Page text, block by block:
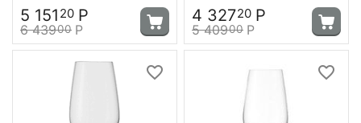
5 151 20 Р
6 43900 Р
4 32720 Р
5 40900 Р